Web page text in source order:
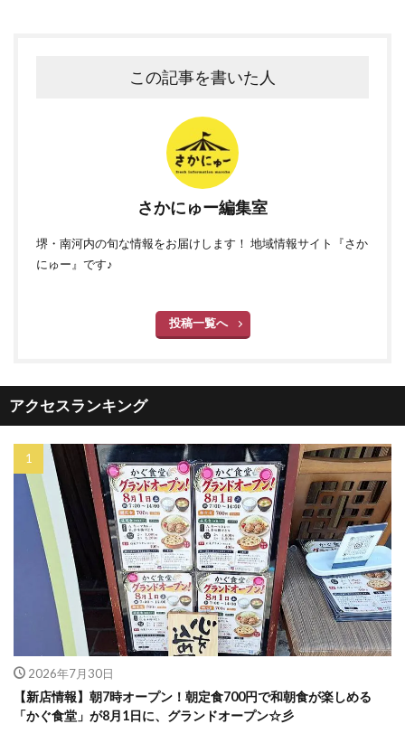
この記事を書いた人
さかにゅー編集室
堺・南河内の旬な情報をお届けします！ 地域情報サイト『さか
にゅー』です♪
投稿一覧へ
アクセスランキング
2026年7月30日
【新店情報】朝7時オープン！朝定食700円で和朝食が楽しめる
「かぐ食堂」が8月1日に、グランドオープン☆彡